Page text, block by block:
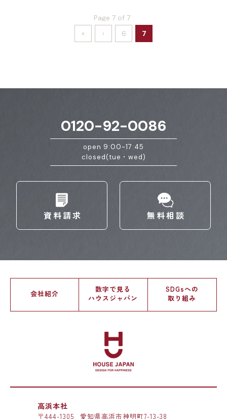
Page 7 of 7
«
‹ 6 7
0120-92-0086
open 9:00~17:45
closed(tue・wed)
資料請求 無料相談
会社紹介
数字で見る
ハウスジャパン
SDGsへの
取り組み
高浜本社
〒444-1305 愛知県高浜市神明町7-13-38